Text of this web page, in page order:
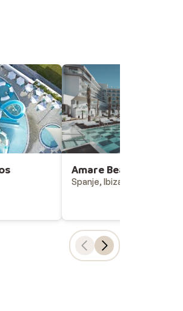
Amare Beach Hotel
Spanje, Ibiza, San Antonio